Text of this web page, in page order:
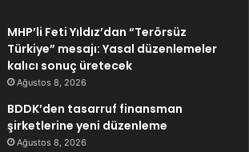
MHP’li Feti Yıldız’dan “Terörsüz
Türkiye” mesajı: Yasal düzenlemeler
kalıcı sonuç üretecek
Ağustos 8, 2026
BDDK’den tasarruf finansman
şirketlerine yeni düzenleme
Ağustos 8, 2026